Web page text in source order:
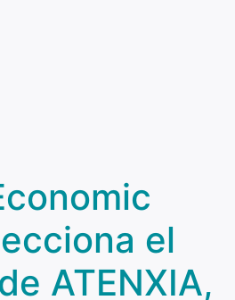
el
ATENXIA,